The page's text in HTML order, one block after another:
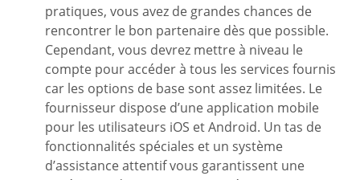
pratiques, vous avez de grandes chances de
rencontrer le bon partenaire dès que possible.
Cependant, vous devrez mettre à niveau le
compte pour accéder à tous les services fournis
car les options de base sont assez limitées. Le
fournisseur dispose d’une application mobile
pour les utilisateurs iOS et Android. Un tas de
fonctionnalités spéciales et un système
d’assistance attentif vous garantissent une